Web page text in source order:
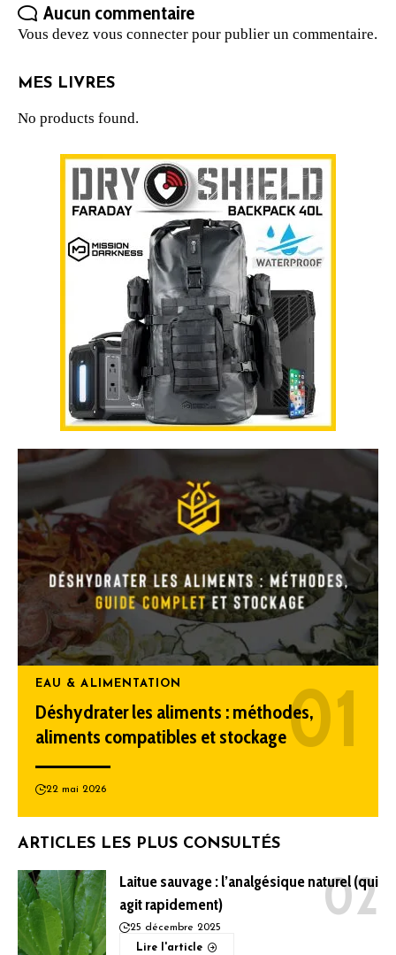
Aucun commentaire
Vous devez vous connecter pour publier un commentaire.
MES LIVRES
No products found.
EAU & ALIMENTATION
Déshydrater les aliments : méthodes,
aliments compatibles et stockage
22 mai 2026
ARTICLES LES PLUS CONSULTÉS
Laitue sauvage : l’analgésique naturel (qui
agit rapidement)
25 décembre 2025
Lire l'article